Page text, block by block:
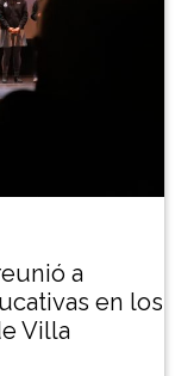
a
en los
Villa